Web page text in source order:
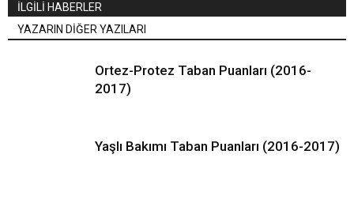
İLGİLİ HABERLER
YAZARIN DİĞER YAZILARI
Ortez-Protez Taban Puanları (2016-
2017)
Yaşlı Bakımı Taban Puanları (2016-2017)